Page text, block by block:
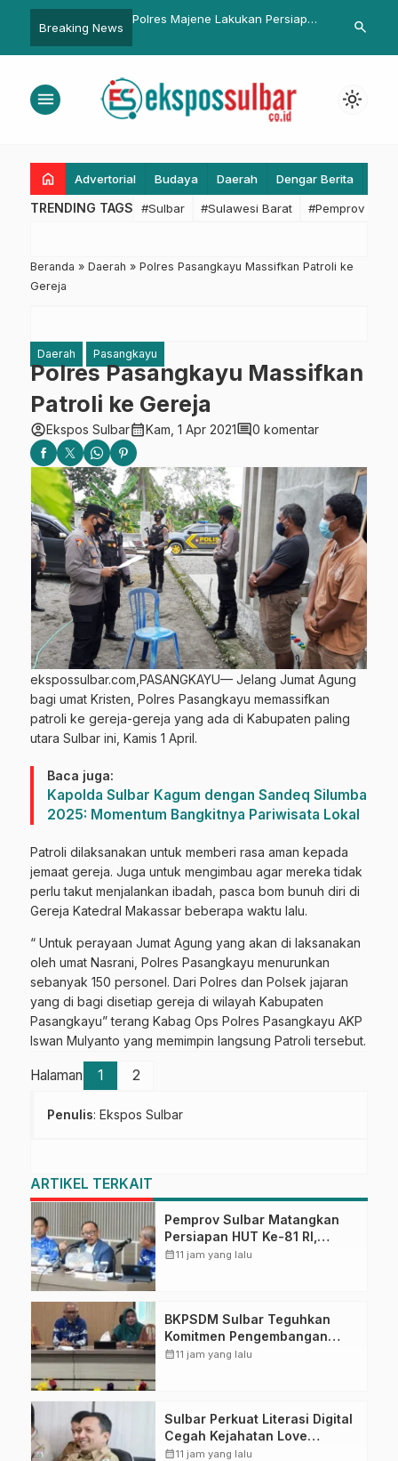
Breaking News
Pasangkayu
Polres Majene Lakukan Persiapan
Keamanan Mudik Lebaran
Temui
Tampil di
search
menu light_mode
home Advertorial Budaya Daerah Dengar Berita
TRENDING TAGS #Sulbar #Sulawesi Barat #Pemprov
Beranda » Daerah » Polres Pasangkayu Massifkan Patroli ke
Gereja
Daerah Pasangkayu
Polres Pasangkayu Massifkan
Patroli ke Gereja
account_circleEkspos Sulbarcalendar_monthKam, 1 Apr 2021comment0 komentar
ekspossulbar.com,PASANGKAYU— Jelang Jumat Agung
bagi umat Kristen, Polres Pasangkayu memassifkan
patroli ke gereja-gereja yang ada di Kabupaten paling
utara Sulbar ini, Kamis 1 April.
Baca juga:
Kapolda Sulbar Kagum dengan Sandeq Silumba
2025: Momentum Bangkitnya Pariwisata Lokal
Patroli dilaksanakan untuk memberi rasa aman kepada
jemaat gereja. Juga untuk mengimbau agar mereka tidak
perlu takut menjalankan ibadah, pasca bom bunuh diri di
Gereja Katedral Makassar beberapa waktu lalu.
“ Untuk perayaan Jumat Agung yang akan di laksanakan
oleh umat Nasrani, Polres Pasangkayu menurunkan
sebanyak 150 personel. Dari Polres dan Polsek jajaran
yang di bagi disetiap gereja di wilayah Kabupaten
Pasangkayu” terang Kabag Ops Polres Pasangkayu AKP
Iswan Mulyanto yang memimpin langsung Patroli tersebut.
Halaman 1 2
Penulis: Ekspos Sulbar
ARTIKEL TERKAIT
Pemprov Sulbar Matangkan
Persiapan HUT Ke-81 RI,
Puncak Upacara di Lapangan
calendar_month11 jam yang lalu
BKPSDM Sulbar Teguhkan
Komitmen Pengembangan
Kompetensi ASN melalui
calendar_month11 jam yang lalu
Sulbar Perkuat Literasi Digital
Cegah Kejahatan Love
Scamming
calendar_month11 jam yang lalu